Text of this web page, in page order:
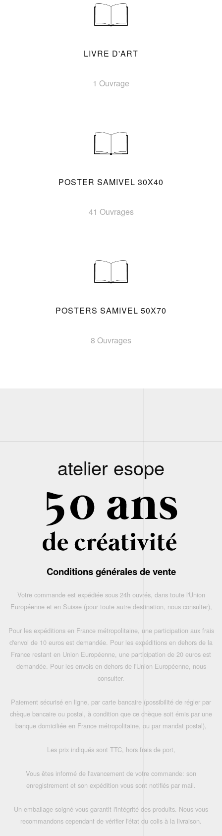
LIVRE D'ART
1 Ouvrage
POSTER SAMIVEL 30X40
41 Ouvrages
POSTERS SAMIVEL 50X70
8 Ouvrages
atelier esope
Conditions générales de vente
Votre commande est expédiée sous 24h ouvrés, dans toute l'Union
Européenne et en Suisse (pour toute autre destination, nous consulter),
Pour les expéditions en France métropolitaine, une participation aux frais
d'envoi de 10 euros est demandée. Pour les expéditions en dehors de la
France restant en Union Européenne, une participation de 20 euros est
demandée. Pour les envois en dehors de l'Union Européenne, nous
consulter.
Paiement sécurisé en ligne, par carte bancaire (possibilité de régler par
chèque bancaire ou postal, à condition que ce chèque soit émis par une
banque domiciliée en France métropolitaine, ou par mandat postal),
Les prix indiqués sont TTC, hors frais de port,
Vous êtes informé de l'avancement de votre commande: son
enregistrement et son expédition vous sont notifiés par mail.
Un emballage soigné vous garantit l'intégrité des produits. Nous vous
recommandons cependant de vérifier l'état du colis à la livraison.